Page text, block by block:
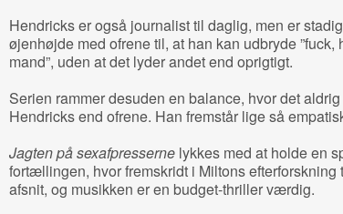
Hendricks er også journalist til daglig, men er
øjenhøjde med ofrene til, at han kan udbryde ”fuck,
mand”, uden at det lyder andet end oprigtigt.
Serien rammer desuden en balance, hvor det
Hendricks end ofrene. Han fremstår lige så
Jagten på sexafpressernelykkes med at holde en
fortællingen, hvor fremskridt i Miltons efterforskning
afsnit, og musikken er en budget-thriller værdig.